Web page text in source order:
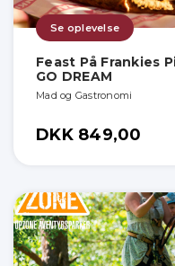
Se oplevelse
Feast På Frankies
GO DREAM
Mad og Gastronomi
DKK 849,00